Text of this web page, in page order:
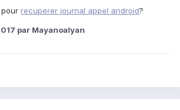
recuperer journal appel android?
par Mayanoalyan